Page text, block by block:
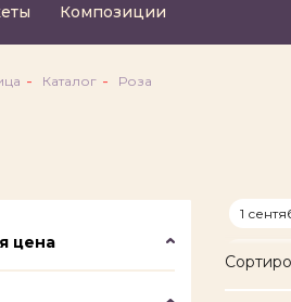
Композиции
Каталог Роза
цена
1
Бонусами можно оплатить 99%